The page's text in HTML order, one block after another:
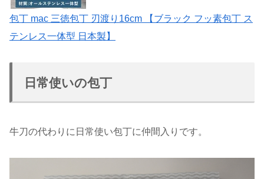
包丁 mac 三徳包丁 刃渡り16cm 【ブラック フッ素包丁 ス
テンレス一体型 日本製】
日常使いの包丁
牛刀の代わりに日常使い包丁に仲間入りです。